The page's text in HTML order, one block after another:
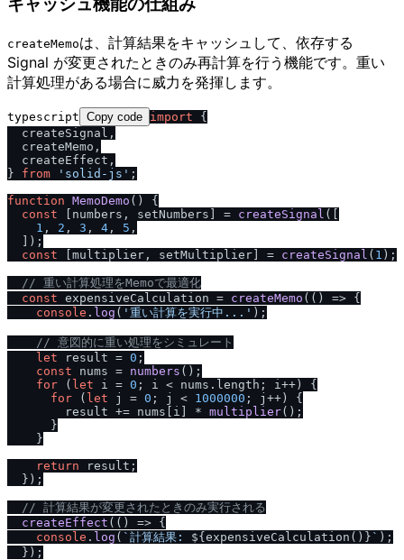
キャッシュ機能の仕組み
createMemoは、計算結果をキャッシュして、依存する
Signal が変更されたときのみ再計算を行う機能です。重い
計算処理がある場合に威力を発揮します。
typescript Copy code import {
  createSignal,
  createMemo,
  createEffect,
} from 'solid-js' ;
function MemoDemo ( ) {
const [numbers, setNumbers] = createSignal ([
1 , 2 , 3 , 4 , 5 ,
  ]);
const [multiplier, setMultiplier] = createSignal ( 1 );
/ / 重い計算処理をMemoで最適化
const expensiveCalculation = createMemo ( () => {
console . log ( '重い計算を実行中...' );
/ / 意図的に重い処理をシミュレート
let result = 0 ;
const nums = numbers ();
for ( let i = 0 ; i < nums. length ; i++) {
for ( let j = 0 ; j < 1000000 ; j++) {
        result += nums[i] *
multiplier();
      }
    }
return result;
  });
/ / 計算結果が変更されたときのみ実行される
createEffect ( () => {
console . log ( `計算結果: ${expensiveCalculation()} ` );
  });